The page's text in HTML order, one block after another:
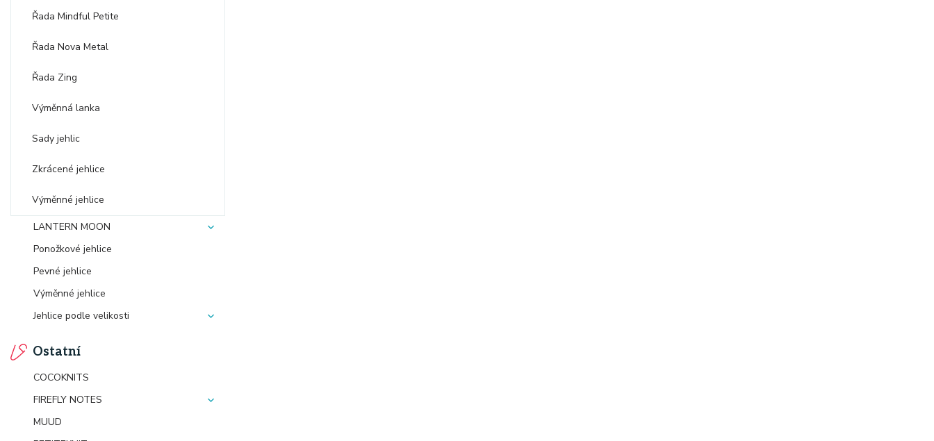
Řada Mindful Petite
Řada Nova Metal
Řada Zing
Výměnná lanka
Sady jehlic
Zkrácené jehlice
Výměnné jehlice
LANTERN MOON
Ponožkové jehlice
Pevné jehlice
Výměnné jehlice
Jehlice podle velikosti
Ostatní
COCOKNITS
FIREFLY NOTES
MUUD